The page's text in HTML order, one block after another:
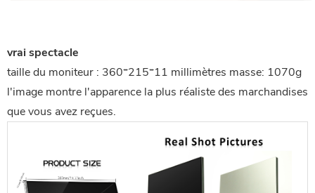
vrai spectacle
taille du moniteur : 360*215*11 millimètres masse: 1070g
l'image montre l'apparence la plus réaliste des marchandises
que vous avez reçues.